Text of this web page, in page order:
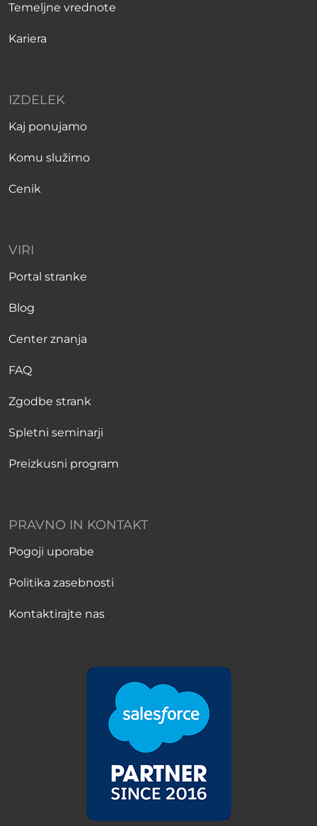
Temeljne vrednote
Kariera
IZDELEK
Kaj ponujamo
Komu služimo
Cenik
VIRI
Portal stranke
Blog
Center znanja
FAQ
Zgodbe strank
Spletni seminarji
Preizkusni program
PRAVNO IN KONTAKT
Pogoji uporabe
Politika zasebnosti
Kontaktirajte nas